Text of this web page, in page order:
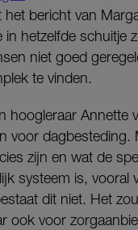
bericht van
hetzelfde schuitje
niet goed
te vinden.
Annette
voor
zijn en wat de
systeem is,
dit niet. Het
ook voor